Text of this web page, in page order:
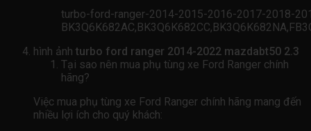
turbo-ford-ranger-2014-2015-2016-2017-2018-
hình ảnh turbo ford ranger 2014-2022 mazdabt50 2.3
Tại sao nên mua phụ tùng xe Ford Ranger chính
hãng?
Việc mua phụ tùng xe Ford Ranger chính hãng mang đến
nhiều lợi ích cho quý khách: